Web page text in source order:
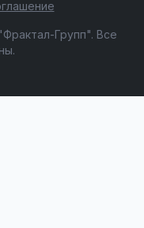
Групп". Все